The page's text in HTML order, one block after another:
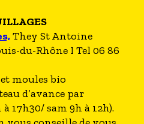
They St Antoine
du-Rhône I Tel 06 86
moules bio
d’avance par
17h30/ sam 9h à 12h).